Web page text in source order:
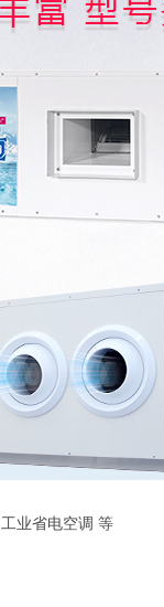
工业省电空调 等